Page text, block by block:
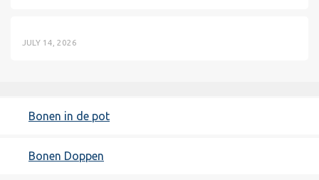
JULY 14, 2026
Bonen in de pot
Bonen Doppen